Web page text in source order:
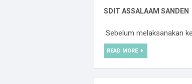
SDIT ASSALAAM SANDEN
Sebelum melaksanakan
READ MORE